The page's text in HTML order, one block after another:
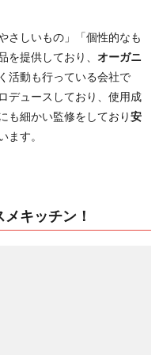
さしいもの」「個性的なも
提供しており、 オーガニ
活動も行っている会社で
デュースしており、使用成
も細かい監修をしており安
ます。
キッチン！